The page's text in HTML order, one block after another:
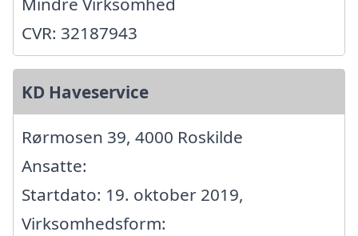
CVR: 32187943
KD Haveservice
Rørmosen 39, 4000 Roskilde
Ansatte:
Startdato: 19. oktober 2019,
Virksomhedsform: